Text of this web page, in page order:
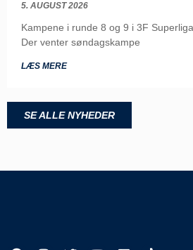
5. AUGUST 2026
Kampene i runde 8 og 9 i 3F
Der venter søndagskampe
LÆS MERE
SE ALLE NYHEDER